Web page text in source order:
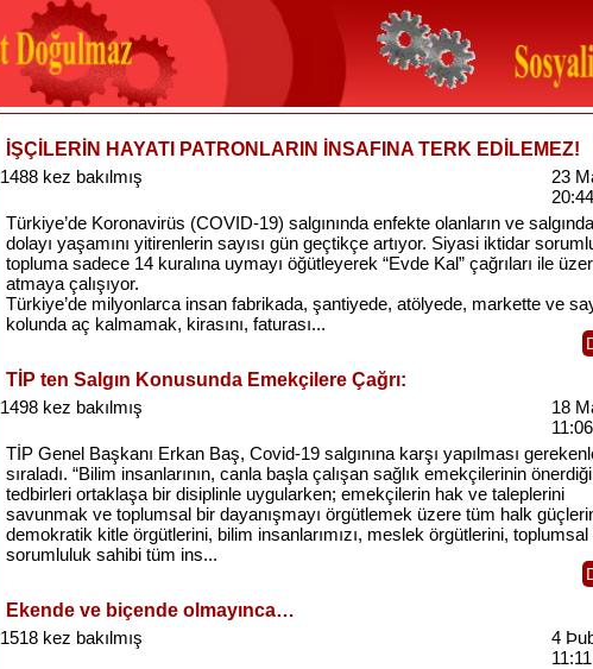
İŞÇİLERİN HAYATI PATRONLARIN İNSAFINA TERK EDİLEMEZ!
1488 kez bakılmış
23
20:44
Türkiye’de Koronavirüs (COVID-19) salgınında enfekte olanların ve
dolayı yaşamını yitirenlerin sayısı gün geçtikçe artıyor. Siyasi iktidar
topluma sadece 14 kuralına uymayı öğütleyerek “Evde Kal” çağrıları ile
atmaya çalışıyor.
Türkiye’de milyonlarca insan fabrikada, şantiyede, atölyede, markette ve
kolunda aç kalmamak, kirasını, faturası...
TİP ten Salgın Konusunda Emekçilere Çağrı:
1498 kez bakılmış
18
11:06
TİP Genel Başkanı Erkan Baş, Covid-19 salgınına karşı yapılması
sıraladı. “Bilim insanlarının, canla başla çalışan sağlık emekçilerinin
tedbirleri ortaklaşa bir disiplinle uygularken; emekçilerin hak ve taleplerini
savunmak ve toplumsal bir dayanışmayı örgütlemek üzere tüm halk
demokratik kitle örgütlerini, bilim insanlarımızı, meslek örgütlerini, toplumsal
sorumluluk sahibi tüm ins...
Ekende ve biçende olmayınca…
1518 kez bakılmış
4
11:11